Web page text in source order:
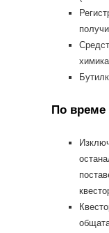
По време